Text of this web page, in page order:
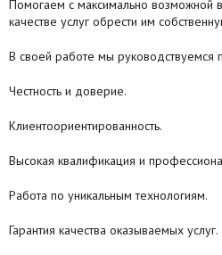
Помогаем с максимально возможной
качестве услуг обрести им
В своей работе мы руководствуемся
Честность и доверие.
Клиентоориентированность.
Высокая квалификация и
Работа по уникальным технологиям.
Гарантия качества оказываемых услуг.